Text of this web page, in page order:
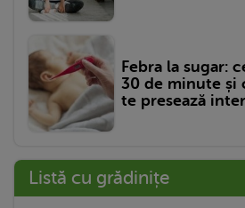
Febra la sugar:
30 de minute și
te presează
Listă cu grădinițe